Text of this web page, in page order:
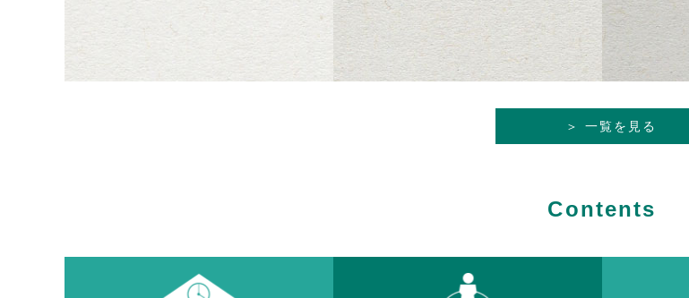
＞ 一覧を見る
Contents